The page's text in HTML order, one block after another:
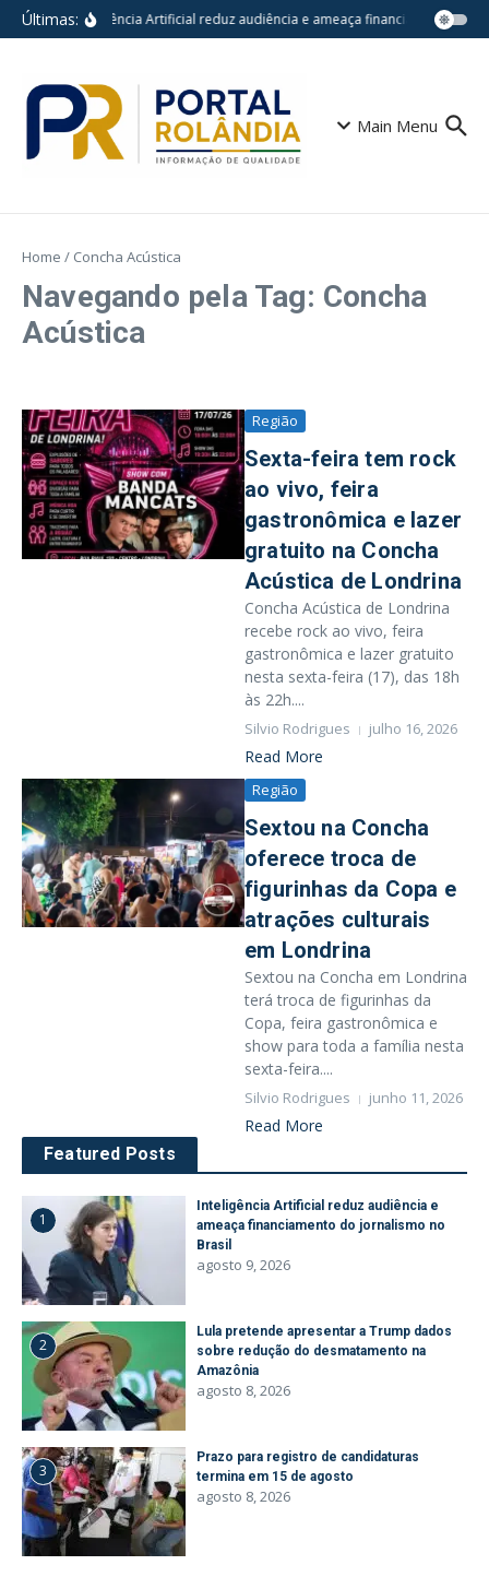
Ir para o conteúdo
Últimas:Inteligência Artificial reduz audiência e ameaça financiamento do
Main Menu
Home / Concha Acústica
Navegando pela Tag: Concha
Acústica
Região
Sexta-feira tem rock
ao vivo, feira
gastronômica e lazer
gratuito na Concha
Acústica de Londrina
Concha Acústica de Londrina
recebe rock ao vivo, feira
gastronômica e lazer gratuito
nesta sexta-feira (17), das 18h
às 22h....
Silvio Rodrigues julho 16, 2026
Read More
Região
Sextou na Concha
oferece troca de
figurinhas da Copa e
atrações culturais
em Londrina
Sextou na Concha em Londrina
terá troca de figurinhas da
Copa, feira gastronômica e
show para toda a família nesta
sexta-feira....
Silvio Rodrigues junho 11, 2026
Read More
Featured Posts
1
Inteligência Artificial reduz audiência e
ameaça financiamento do jornalismo no
Brasil
agosto 9, 2026
2
Lula pretende apresentar a Trump dados
sobre redução do desmatamento na
Amazônia
agosto 8, 2026
3
Prazo para registro de candidaturas
termina em 15 de agosto
agosto 8, 2026